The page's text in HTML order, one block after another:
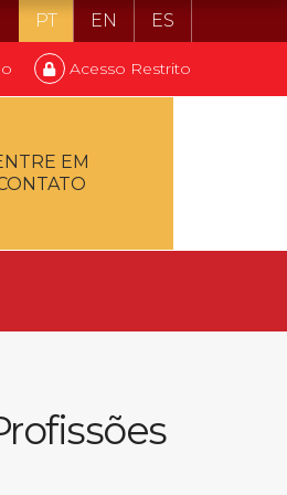
PT EN ES
Acesso Restrito
EM